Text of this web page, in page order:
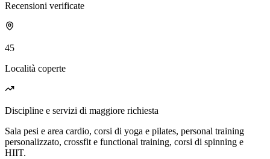
Recensioni verificate
45
Località coperte
Discipline e servizi di maggiore richiesta
Sala pesi e area cardio, corsi di yoga e pilates, personal training
personalizzato, crossfit e functional training, corsi di spinning e
HIIT.